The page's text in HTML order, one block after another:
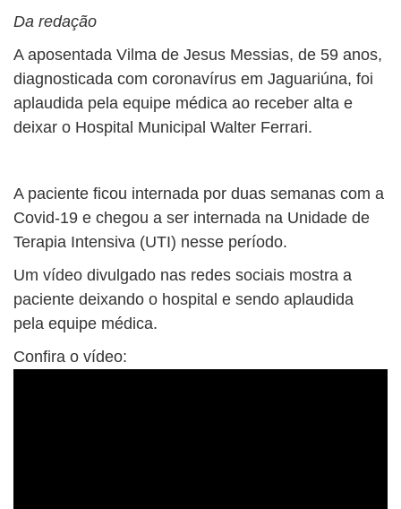
Da redação
A aposentada Vilma de Jesus Messias, de 59 anos,
diagnosticada com coronavírus em Jaguariúna, foi
aplaudida pela equipe médica ao receber alta e
deixar o Hospital Municipal Walter Ferrari.
A paciente ficou internada por duas semanas com a
Covid-19 e chegou a ser internada na Unidade de
Terapia Intensiva (UTI) nesse período.
Um vídeo divulgado nas redes sociais mostra a
paciente deixando o hospital e sendo aplaudida
pela equipe médica.
Confira o vídeo: